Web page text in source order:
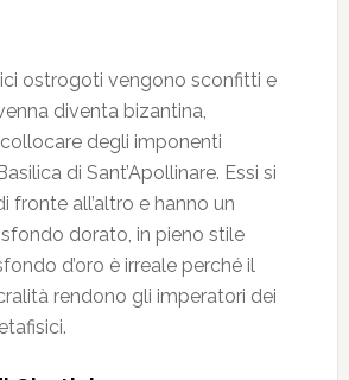
ostrogoti vengono sconfitti e
diventa bizantina,
degli imponenti
di Sant’Apollinare. Essi si
fronte all’altro e hanno un
dorato, in pieno stile
d’oro è irreale perché il
rendono gli imperatori dei